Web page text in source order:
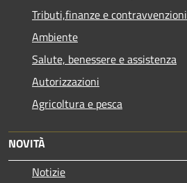
Tributi,finanze e contravvenzioni
Ambiente
Salute, benessere e assistenza
Autorizzazioni
Agricoltura e pesca
NOVITÀ
Notizie